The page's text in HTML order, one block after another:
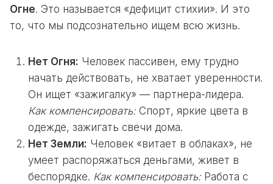
Огне. Это называется «дефицит стихии». И это
то, что мы подсознательно ищем всю жизнь.
Нет Огня: Человек пассивен, ему трудно
начать действовать, не хватает уверенности.
Он ищет «зажигалку» — партнера-лидера.
Как компенсировать:Спорт, яркие цвета в
одежде, зажигать свечи дома.
Нет Земли: Человек «витает в облаках», не
умеет распоряжаться деньгами, живет в
беспорядке. Как компенсировать:Работа с